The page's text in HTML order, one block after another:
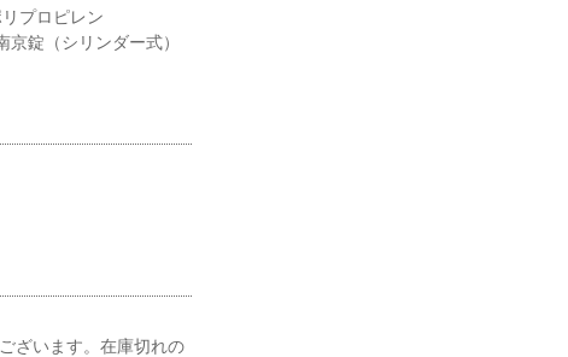
プロピレン
錠（シリンダー式）
ざいます。在庫切れの